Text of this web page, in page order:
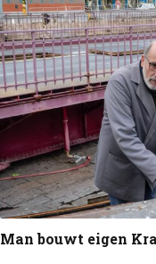
Man bouwt eigen